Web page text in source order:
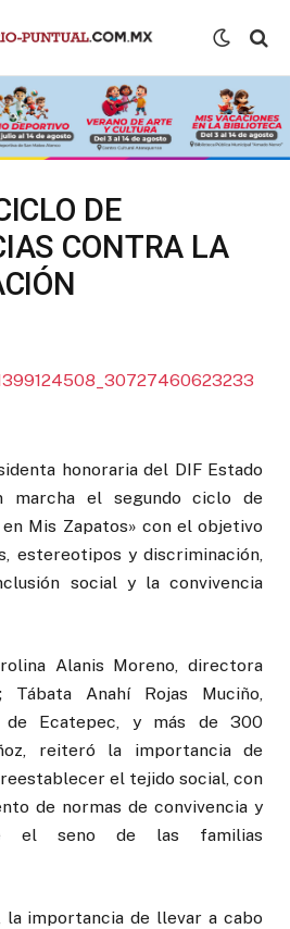
DE
CONTRA LA
honoraria del DIF Estado
marcha el segundo ciclo de
Mis Zapatos» con el objetivo
estereotipos y discriminación,
social y la convivencia
Alanis Moreno, directora
Tábata Anahí Rojas Muciño,
de Ecatepec, y más de 300
reiteró la importancia de
el tejido social, con
de normas de convivencia y
el seno de las familias
la importancia de llevar a cabo